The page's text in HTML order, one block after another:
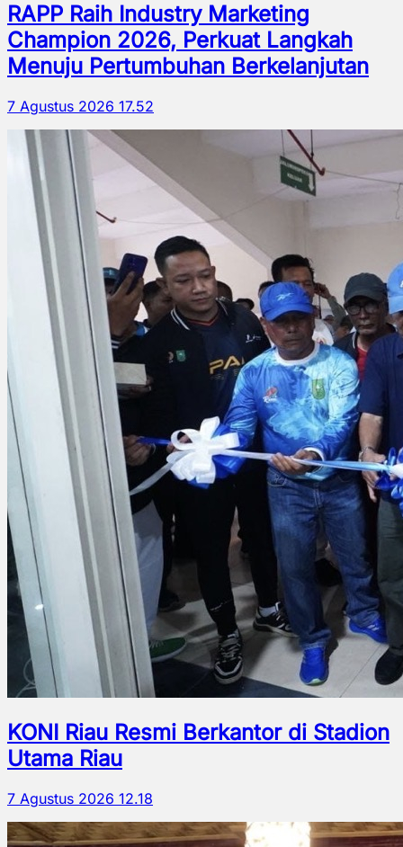
RAPP Raih Industry Marketing
Champion 2026, Perkuat Langkah
Menuju Pertumbuhan Berkelanjutan
7 Agustus 2026 17.52
KONI Riau Resmi Berkantor di Stadion
Utama Riau
7 Agustus 2026 12.18